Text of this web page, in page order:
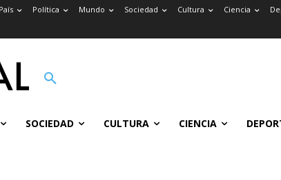
País Política Mundo Sociedad Cultura Ciencia
SOCIEDAD CULTURA CIENCIA